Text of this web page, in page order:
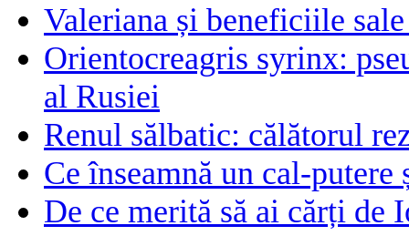
Valeriana și beneficiile
Orientocreagris syrinx:
al Rusiei
Renul sălbatic: călătorul
Ce înseamnă un cal-putere
De ce merită să ai cărți de